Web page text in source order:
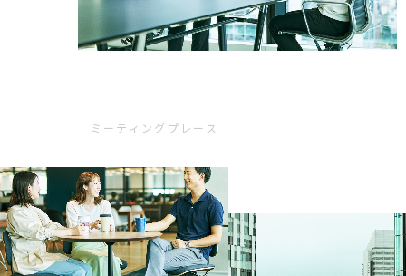
ミーティングプレース